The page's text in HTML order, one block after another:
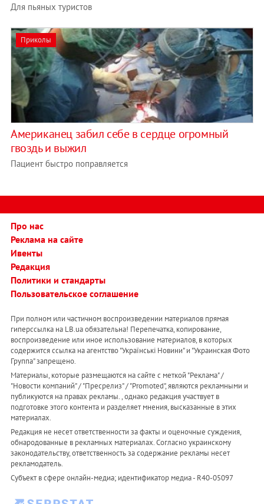
Для пьяных туристов
Приколы
Американец забил себе в сердце огромный
гвоздь и выжил
Пациент быстро поправляется
Про нас
Реклама на сайте
Ивенты
Редакция
Политики и стандарты
Пользовательское соглашение
При полном или частичном воспроизведении материалов прямая
гиперссылка на LB.ua обязательна! Перепечатка, копирование,
воспроизведение или иное использование материалов, в которых
содержится ссылка на агентство "Українськi Новини" и "Украинская Фото
Группа" запрещено.
Материалы, которые размещаются на сайте с меткой "Реклама" /
"Новости компаний" / "Пресрелиз" / "Promoted", являются рекламными и
публикуются на правах рекламы. , однако редакция участвует в
подготовке этого контента и разделяет мнения, высказанные в этих
материалах.
Редакция не несет ответственности за факты и оценочные суждения,
обнародованные в рекламных материалах. Согласно украинскому
законодательству, ответственность за содержание рекламы несет
рекламодатель.
Субъект в сфере онлайн-медиа; идентификатор медиа - R40-05097